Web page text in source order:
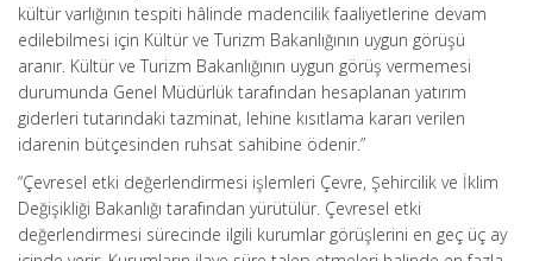
kültür varlığının tespiti hâlinde madencilik faaliyetlerine devam
edilebilmesi için Kültür ve Turizm Bakanlığının uygun görüşü
aranır. Kültür ve Turizm Bakanlığının uygun görüş vermemesi
durumunda Genel Müdürlük tarafından hesaplanan yatırım
giderleri tutarındaki tazminat, lehine kısıtlama kararı verilen
idarenin bütçesinden ruhsat sahibine ödenir.”
“Çevresel etki değerlendirmesi işlemleri Çevre, Şehircilik ve İklim
Değişikliği Bakanlığı tarafından yürütülür. Çevresel etki
değerlendirmesi sürecinde ilgili kurumlar görüşlerini en geç üç ay